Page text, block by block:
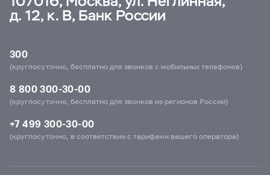
д. 12, к. В, Банк России
300
(круглосуточно, бесплатно для звонков с мобильных телефонов)
8 800 300-30-00
(круглосуточно, бесплатно для звонков из регионов России)
+7 499 300-30-00
(круглосуточно, в соответствии с тарифами вашего оператора)